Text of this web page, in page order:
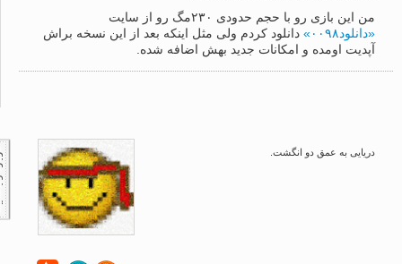
من این بازی رو با حجم حدودی ۲۳۰مگ رو از سایت
«دانلود۰۰۹۸»
دانلود کردم ولی مثل اینکه بعد از این نسخه براش
آپدیت اومده و امکانات جدید بهش اضافه شده.
دریایی به عمق دو انگشت.